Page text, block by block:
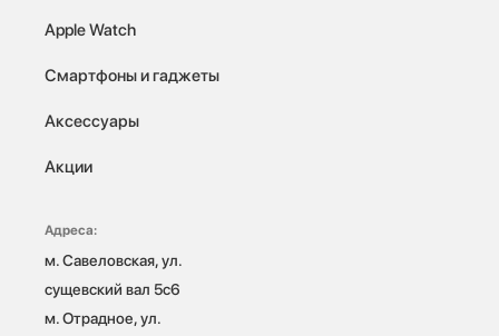
Apple Watch
Смартфоны и гаджеты
Аксессуары
Акции
Адреса:
м. Савеловская, ул.
сущевский вал 5с6
м. Отрадное, ул.